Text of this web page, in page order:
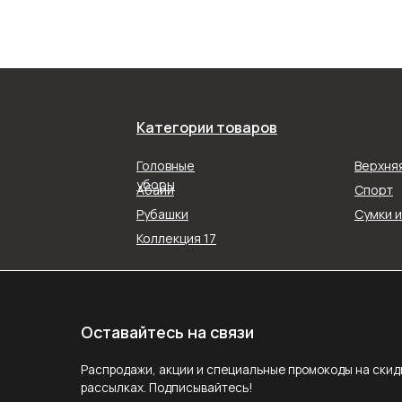
Категории товаров
Головные
уборы
Абайи
Рубашки
Коллекция 17
Спорт
Сумки
Оставайтесь на связи
рассылках. Подписывайтесь!
Подписываясь на рассылку, вы соглашаетесь с
Следите за нами